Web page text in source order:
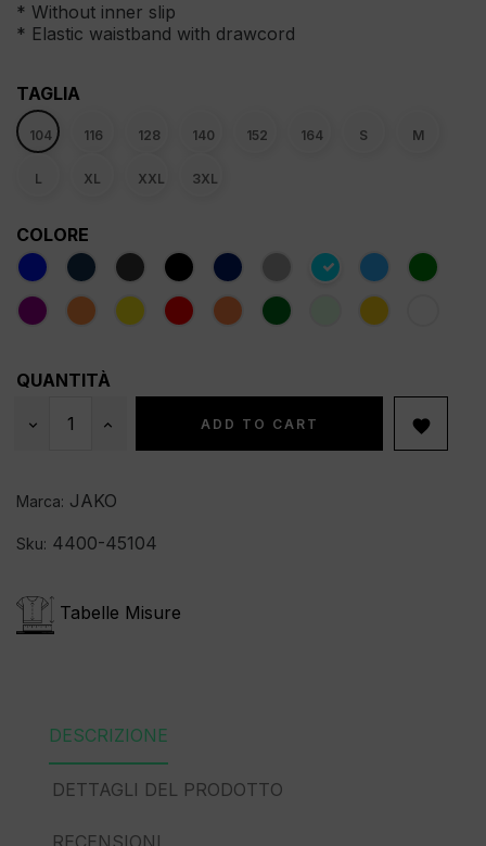
* Without inner slip
* Elastic waistband with drawcord
TAGLIA
104 116 128 140 152 164 S M
L XL XXL 3XL
COLORE
QUANTITÀ
ADD TO CART 
Marca: JAKO
Sku: 4400-45104
Tabelle Misure
DESCRIZIONE
DETTAGLI DEL PRODOTTO